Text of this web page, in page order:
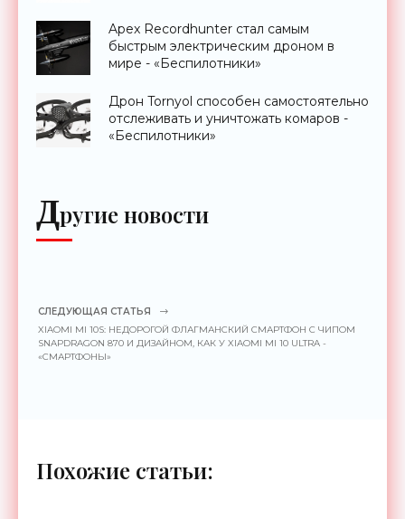
Apex Recordhunter стал самым
быстрым электрическим дроном в
мире - «Беспилотники»
Дрон Tornyol способен самостоятельно
отслеживать и уничтожать комаров -
«Беспилотники»
Другие новости
СЛЕДУЮЩАЯ СТАТЬЯ
XIAOMI MI 10S: НЕДОРОГОЙ ФЛАГМАНСКИЙ СМАРТФОН С ЧИПОМ
SNAPDRAGON 870 И ДИЗАЙНОМ, КАК У XIAOMI MI 10 ULTRA -
«СМАРТФОНЫ»
Похожие статьи: